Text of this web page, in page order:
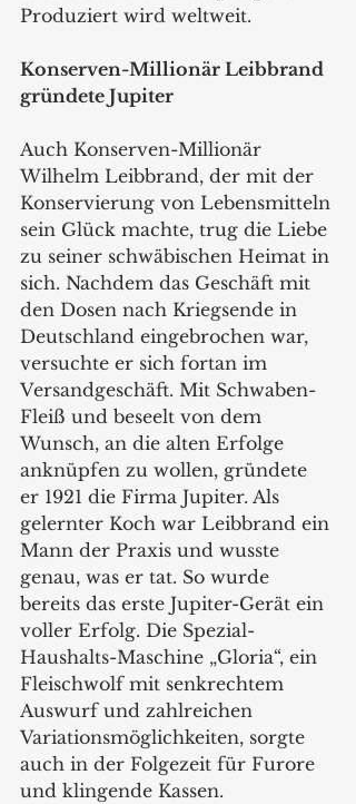
Produziert wird weltweit.
Konserven-Millionär Leibbrand
gründete Jupiter
Auch Konserven-Millionär
Wilhelm Leibbrand, der mit der
Konservierung von Lebensmitteln
sein Glück machte, trug die Liebe
zu seiner schwäbischen Heimat in
sich. Nachdem das Geschäft mit
den Dosen nach Kriegsende in
Deutschland eingebrochen war,
versuchte er sich fortan im
Versandgeschäft. Mit Schwaben-
Fleiß und beseelt von dem
Wunsch, an die alten Erfolge
anknüpfen zu wollen, gründete
er 1921 die Firma Jupiter. Als
gelernter Koch war Leibbrand ein
Mann der Praxis und wusste
genau, was er tat. So wurde
bereits das erste Jupiter-Gerät ein
voller Erfolg. Die Spezial-
Haushalts-Maschine „Gloria“, ein
Fleischwolf mit senkrechtem
Auswurf und zahlreichen
Variationsmöglichkeiten, sorgte
auch in der Folgezeit für Furore
und klingende Kassen.